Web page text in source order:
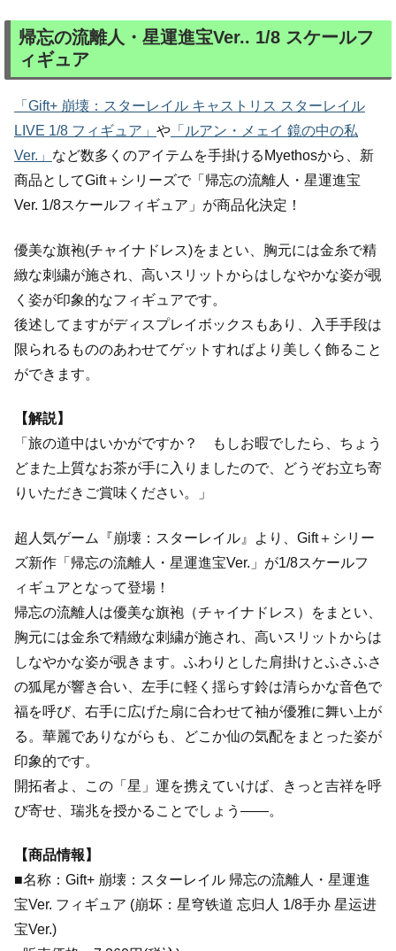
帰忘の流離人・星運進宝Ver.. 1/8 スケールフ
ィギュア
「Gift+ 崩壊：スターレイル キャストリス スターレイル
LIVE 1/8 フィギュア」 や 「ルアン・メェイ 鏡の中の私
Ver.」 など数多くのアイテムを手掛けるMyethosから、新
商品としてGift＋シリーズで「帰忘の流離人・星運進宝
Ver. 1/8スケールフィギュア」が商品化決定！
優美な旗袍(チャイナドレス)をまとい、胸元には金糸で精
緻な刺繍が施され、高いスリットからはしなやかな姿が覗
く姿が印象的なフィギュアです。
後述してますがディスプレイボックスもあり、入手手段は
限られるもののあわせてゲットすればより美しく飾ること
ができます。
【解説】
「旅の道中はいかがですか？ もしお暇でしたら、ちょう
どまた上質なお茶が手に入りましたので、どうぞお立ち寄
りいただきご賞味ください。」
超人気ゲーム『崩壊：スターレイル』より、Gift＋シリー
ズ新作「帰忘の流離人・星運進宝Ver.」が1/8スケールフ
ィギュアとなって登場！
帰忘の流離人は優美な旗袍（チャイナドレス）をまとい、
胸元には金糸で精緻な刺繍が施され、高いスリットからは
しなやかな姿が覗きます。ふわりとした肩掛けとふさふさ
の狐尾が響き合い、左手に軽く揺らす鈴は清らかな音色で
福を呼び、右手に広げた扇に合わせて袖が優雅に舞い上が
る。華麗でありながらも、どこか仙の気配をまとった姿が
印象的です。
開拓者よ、この「星」運を携えていけば、きっと吉祥を呼
び寄せ、瑞兆を授かることでしょう――。
【商品情報】
■名称：Gift+ 崩壊：スターレイル 帰忘の流離人・星運進
宝Ver. フィギュア (崩坏：星穹铁道 忘归人 1/8手办 星运进
宝Ver.)